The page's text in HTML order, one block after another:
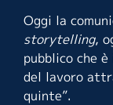
Oggi la
storytelling,
pubblico che
del lavoro
quinte”.